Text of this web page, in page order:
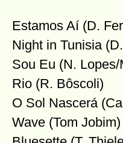
Estamos Aí (D.
Night in Tunisia
Sou Eu (N.
Rio (R. Bôscoli)
O Sol Nascerá
Wave (Tom Jobim)